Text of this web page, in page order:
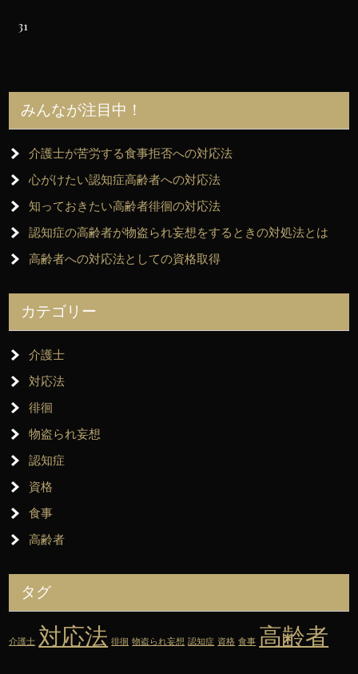
31
みんなが注目中！
介護士が苦労する食事拒否への対応法
心がけたい認知症高齢者への対応法
知っておきたい高齢者徘徊の対応法
認知症の高齢者が物盗られ妄想をするときの対処法とは
高齢者への対応法としての資格取得
カテゴリー
介護士
対応法
徘徊
物盗られ妄想
認知症
資格
食事
高齢者
タグ
介護士 対応法 徘徊 物盗られ妄想 認知症 資格 食事 高齢者